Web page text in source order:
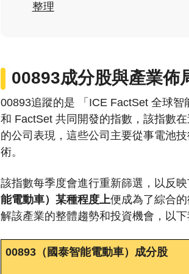
整理
00893成分股與產業佈
00893追蹤的是 「ICE FactSet 全球
和 FactSet 共同開發的指數，該指數
的公司表現，這些公司主要從事電池
術。
該指數每季度會進行重新篩選，以反
能電動車）某種程度上便成為了綜合
解該產業的整體趨勢和投資機會，以
00893（國泰智能電動車）成分股